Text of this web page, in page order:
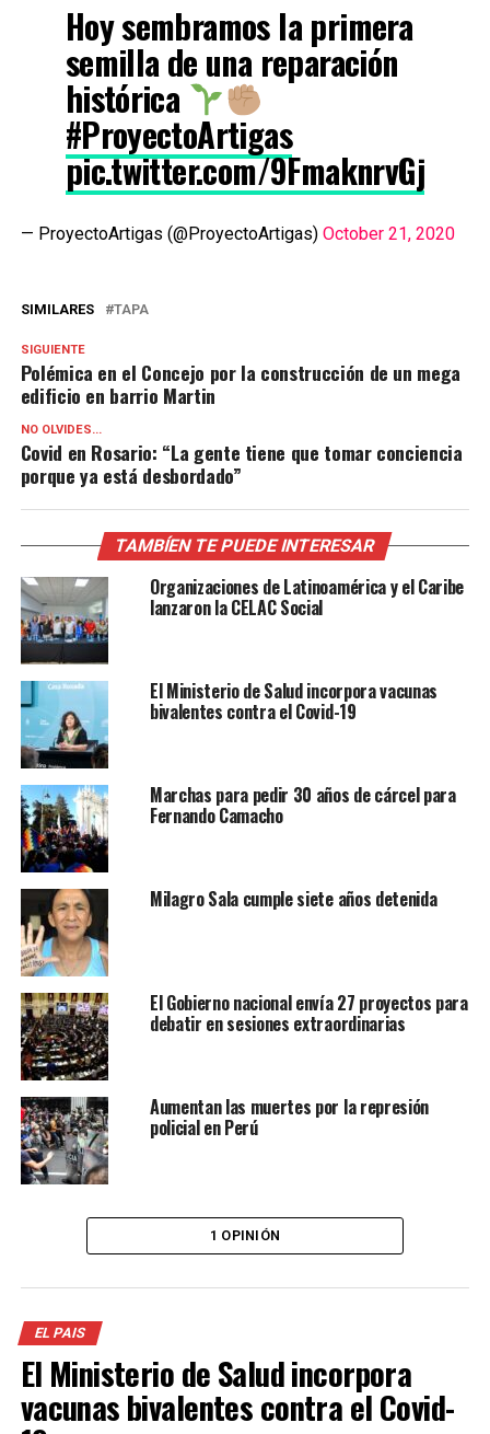
Hoy sembramos la primera
semilla de una reparación
histórica
#ProyectoArtigas
pic.twitter.com/9FmaknrvGj
— ProyectoArtigas (@ProyectoArtigas) October 21, 2020
SIMILARES TAPA
SIGUIENTE
Polémica en el Concejo por la construcción de un mega
edificio en barrio Martin
NO OLVIDES...
Covid en Rosario: “La gente tiene que tomar conciencia
porque ya está desbordado”
TAMBÍEN TE PUEDE INTERESAR
Organizaciones de Latinoamérica y el Caribe
lanzaron la CELAC Social
El Ministerio de Salud incorpora vacunas
bivalentes contra el Covid-19
Marchas para pedir 30 años de cárcel para
Fernando Camacho
Milagro Sala cumple siete años detenida
El Gobierno nacional envía 27 proyectos para
debatir en sesiones extraordinarias
Aumentan las muertes por la represión
policial en Perú
1 OPINIÓN
EL PAIS
El Ministerio de Salud incorpora
vacunas bivalentes contra el Covid-